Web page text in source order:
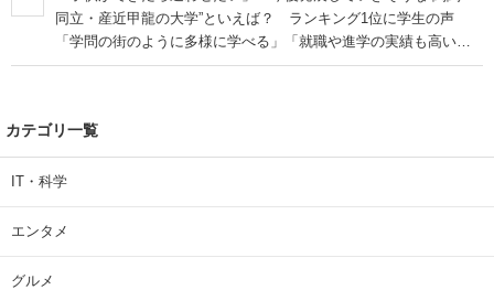
同立・産近甲龍の大学”といえば？ ランキング1位に学生の声
「学問の街のように多様に学べる」「就職や進学の実績も高い」
| 大学 ねとらぼリサーチ
カテゴリ一覧
IT・科学
エンタメ
グルメ